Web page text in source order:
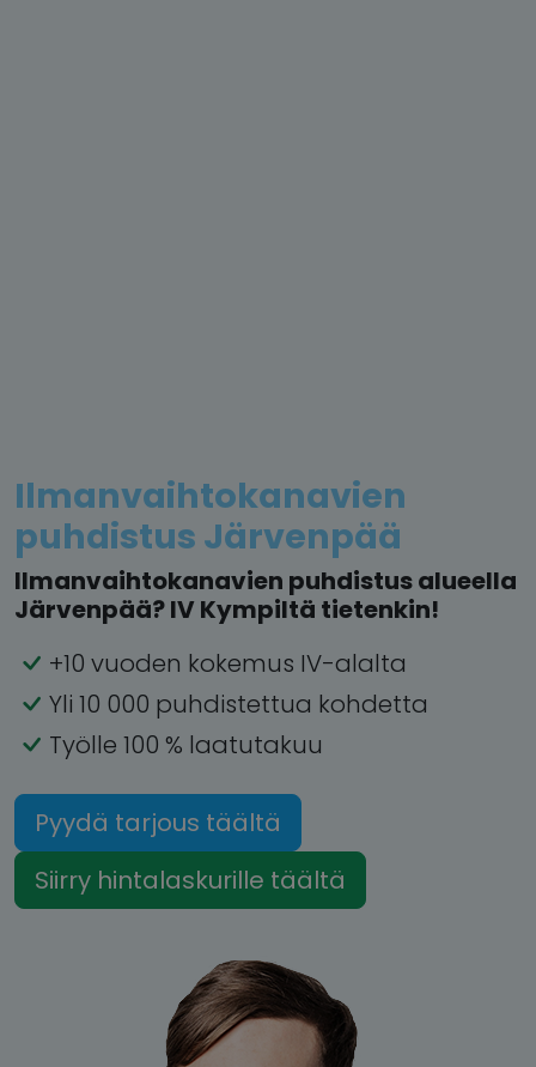
Ilmanvaihtokanavien
puhdistus Järvenpää
Ilmanvaihtokanavien puhdistus alueella
Järvenpää? IV Kympiltä tietenkin!
+10 vuoden kokemus IV-alalta
Yli 10 000 puhdistettua kohdetta
Työlle 100 % laatutakuu
Pyydä tarjous täältä
Siirry hintalaskurille täältä